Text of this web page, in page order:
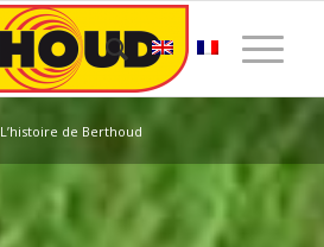
L’histoire de Berthoud